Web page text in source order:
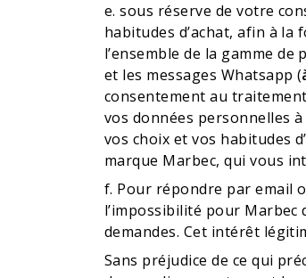
e. sous réserve de votre
habitudes d’achat, afin à
l’ensemble de la gamme
et les messages Whatsapp (
consentement au
vos données personnelles
vos choix et vos habitudes
marque Marbec, qui vous
f. Pour répondre par email
l’impossibilité pour Marbec
demandes. Cet intérêt
Sans préjudice de ce qui